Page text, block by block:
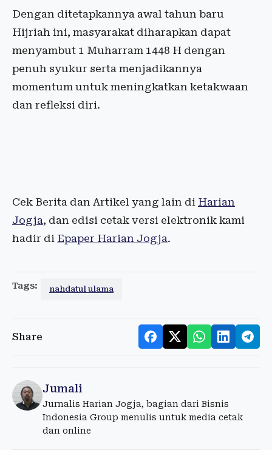
Dengan ditetapkannya awal tahun baru
Hijriah ini, masyarakat diharapkan dapat
menyambut 1 Muharram 1448 H dengan
penuh syukur serta menjadikannya
momentum untuk meningkatkan ketakwaan
dan refleksi diri.
Cek Berita dan Artikel yang lain di Harian
Jogja, dan edisi cetak versi elektronik kami
hadir di Epaper Harian Jogja.
Tags: nahdatul ulama
Share
Jumali
Jurnalis Harian Jogja, bagian dari Bisnis
Indonesia Group menulis untuk media cetak
dan online